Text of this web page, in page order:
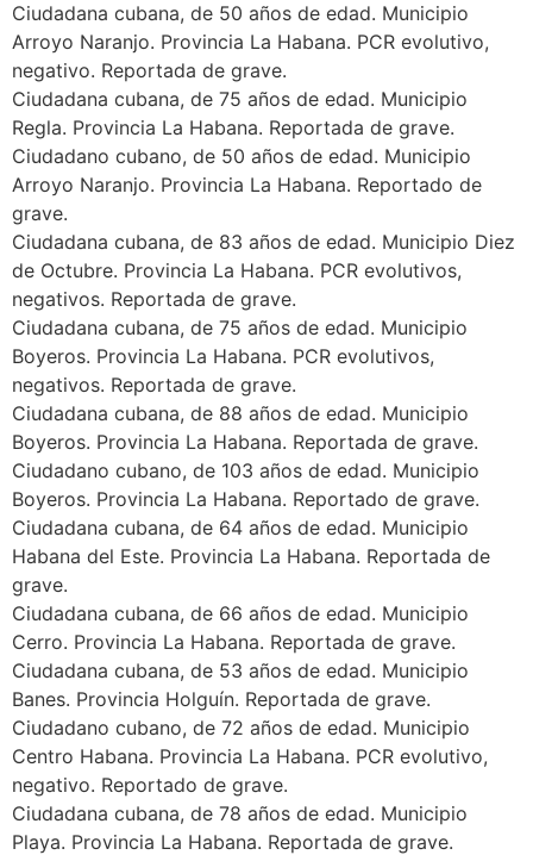
Ciudadana cubana, de 50 años de edad. Municipio
Arroyo Naranjo. Provincia La Habana. PCR evolutivo,
negativo. Reportada de grave.
Ciudadana cubana, de 75 años de edad. Municipio
Regla. Provincia La Habana. Reportada de grave.
Ciudadano cubano, de 50 años de edad. Municipio
Arroyo Naranjo. Provincia La Habana. Reportado de
grave.
Ciudadana cubana, de 83 años de edad. Municipio Diez
de Octubre. Provincia La Habana. PCR evolutivos,
negativos. Reportada de grave.
Ciudadana cubana, de 75 años de edad. Municipio
Boyeros. Provincia La Habana. PCR evolutivos,
negativos. Reportada de grave.
Ciudadana cubana, de 88 años de edad. Municipio
Boyeros. Provincia La Habana. Reportada de grave.
Ciudadano cubano, de 103 años de edad. Municipio
Boyeros. Provincia La Habana. Reportado de grave.
Ciudadana cubana, de 64 años de edad. Municipio
Habana del Este. Provincia La Habana. Reportada de
grave.
Ciudadana cubana, de 66 años de edad. Municipio
Cerro. Provincia La Habana. Reportada de grave.
Ciudadana cubana, de 53 años de edad. Municipio
Banes. Provincia Holguín. Reportada de grave.
Ciudadano cubano, de 72 años de edad. Municipio
Centro Habana. Provincia La Habana. PCR evolutivo,
negativo. Reportado de grave.
Ciudadana cubana, de 78 años de edad. Municipio
Playa. Provincia La Habana. Reportada de grave.